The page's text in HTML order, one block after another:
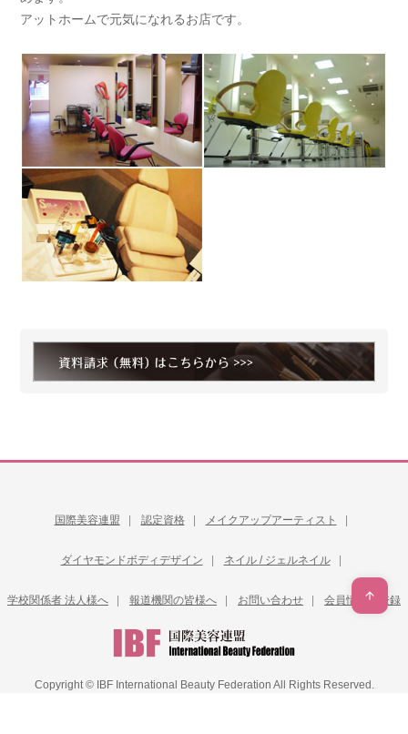
アットホームで元気になれるお店です。
国際美容連盟 認定資格 メイクアップアーティスト
ダイヤモンドボディデザイン ネイル / ジェルネイル
学校関係者 法人様へ 報道機関の皆様へ お問い合わせ 会員情報再登録
Copyright © IBF International Beauty Federation All Rights Reserved.